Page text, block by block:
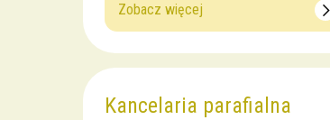
Zobacz więcej
Kancelaria parafialna